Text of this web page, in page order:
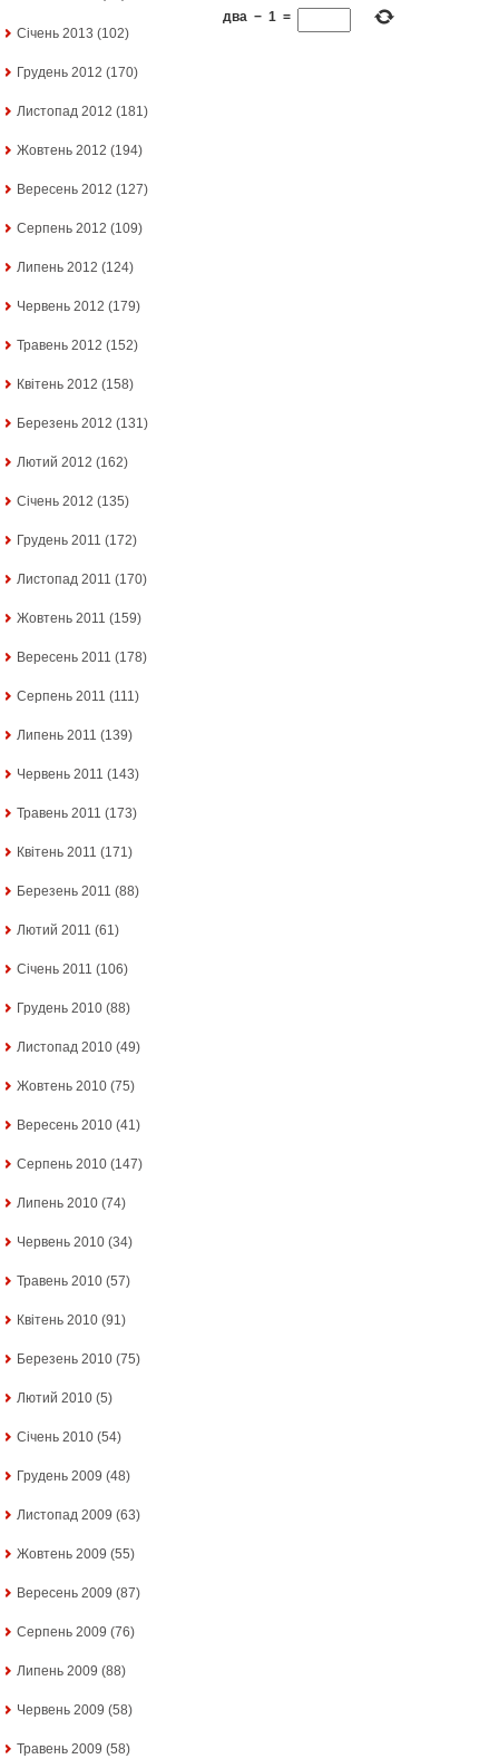
Січень 2013 (102)
Грудень 2012 (170)
Листопад 2012 (181)
Жовтень 2012 (194)
Вересень 2012 (127)
Серпень 2012 (109)
Липень 2012 (124)
Червень 2012 (179)
Травень 2012 (152)
Квітень 2012 (158)
Березень 2012 (131)
Лютий 2012 (162)
Січень 2012 (135)
Грудень 2011 (172)
Листопад 2011 (170)
Жовтень 2011 (159)
Вересень 2011 (178)
Серпень 2011 (111)
Липень 2011 (139)
Червень 2011 (143)
Травень 2011 (173)
Квітень 2011 (171)
Березень 2011 (88)
Лютий 2011 (61)
Січень 2011 (106)
Грудень 2010 (88)
Листопад 2010 (49)
Жовтень 2010 (75)
Вересень 2010 (41)
Серпень 2010 (147)
Липень 2010 (74)
Червень 2010 (34)
Травень 2010 (57)
Квітень 2010 (91)
Березень 2010 (75)
Лютий 2010 (5)
Січень 2010 (54)
Грудень 2009 (48)
Листопад 2009 (63)
Жовтень 2009 (55)
Вересень 2009 (87)
Серпень 2009 (76)
Липень 2009 (88)
Червень 2009 (58)
Травень 2009 (58)
два − 1 =